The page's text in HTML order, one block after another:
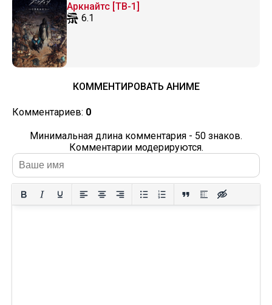
Аркнайтс [ТВ-1]
6.1
КОММЕНТИРОВАТЬ АНИМЕ
Комментариев: 0
Минимальная длина комментария - 50 знаков.
Комментарии модерируются.